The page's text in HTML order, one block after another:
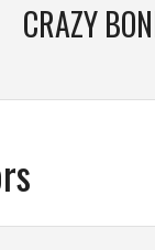
CRAZY